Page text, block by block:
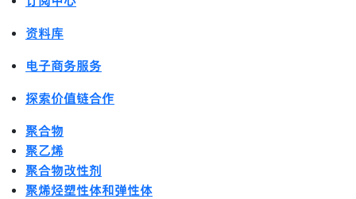
资料库
电子商务服务
探索价值链合作
聚合物
聚乙烯
聚合物改性剂
聚烯烃塑性体和弹性体